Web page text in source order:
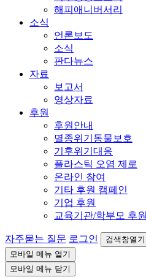
해피애니버서리
소식
언론보도
소식
판다뉴스
자료
보고서
영상자료
후원
후원안내
멸종위기동물보호
기후위기대응
플라스틱 오염 제로
온라인 참여
기타 후원 캠페인
기업 후원
교육기관/학부모 후원
자주묻는 질문 로그인 검색창열기
모바일 메뉴 열기
모바일 메뉴 닫기